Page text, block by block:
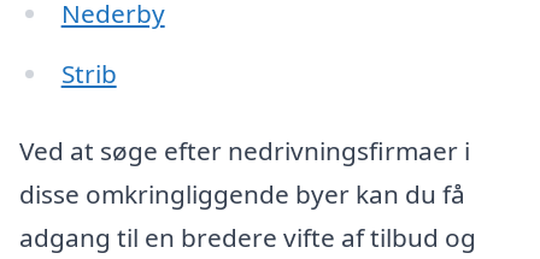
Nederby
Strib
Ved at søge efter nedrivningsfirmaer i
disse omkringliggende byer kan du få
adgang til en bredere vifte af tilbud og